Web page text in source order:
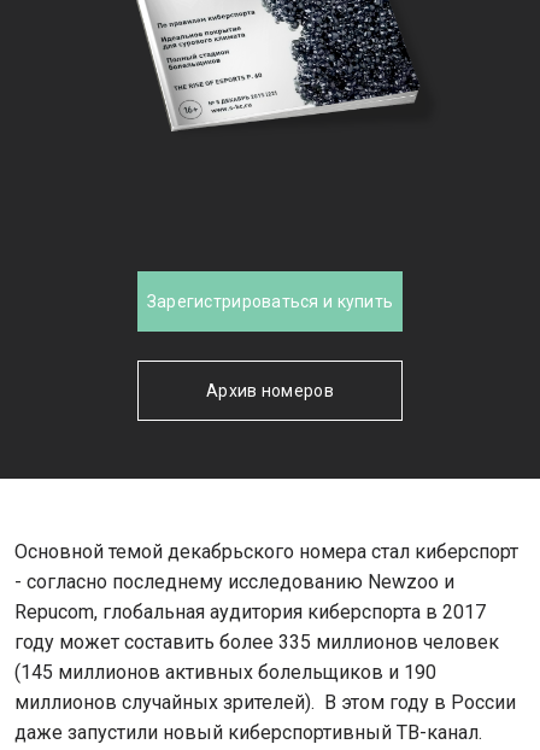
Зарегистрироваться и купить
Архив номеров
Основной темой декабрьского номера стал киберспорт
- согласно последнему исследованию Newzoo и
Repucom, глобальная аудитория киберспорта в 2017
году может составить более 335 миллионов человек
(145 миллионов активных болельщиков и 190
миллионов случайных зрителей). В этом году в России
даже запустили новый киберспортивный ТВ-канал.